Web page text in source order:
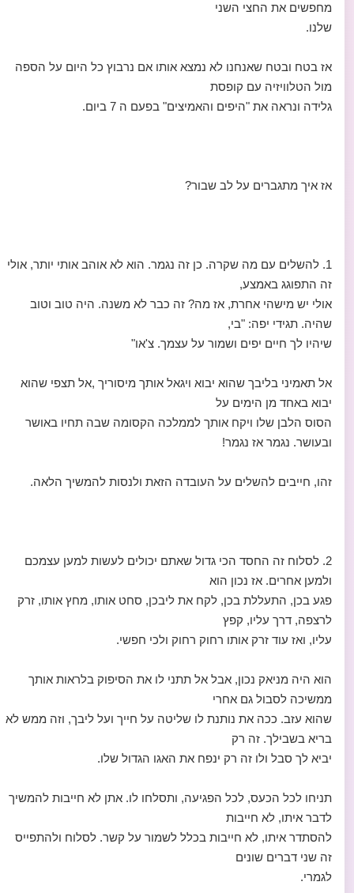
מחפשים את החצי השני
שלנו.
אז בטח ובטח שאנחנו לא נמצא אותו אם נרבוץ כל היום על הספה
מול הטלוויזיה עם קופסת
גלידה ונראה את "היפים והאמיצים" בפעם ה 7 ביום.
אז איך מתגברים על לב שבור?
1. להשלים עם מה שקרה. כן זה נגמר. הוא לא אוהב אותי יותר, אולי
זה התפוגג באמצע,
אולי יש מישהי אחרת, אז מה? זה כבר לא משנה. היה טוב וטוב
שהיה. תגידי יפה: "בי,
שיהיו לך חיים יפים ושמור על עצמך. צ'או"
אל תאמיני בליבך שהוא יבוא ויגאל אותך מיסוריך ,אל תצפי שהוא
יבוא באחד מן הימים על
הסוס הלבן שלו ויקח אותך לממלכה הקסומה שבה תחיו באושר
ובעושר. נגמר אז נגמר!
זהו, חייבים להשלים על העובדה הזאת ולנסות להמשיך הלאה.
2. לסלוח זה החסד הכי גדול שאתם יכולים לעשות למען עצמכם
ולמען אחרים. אז נכון הוא
פגע בכן, התעללת בכן, לקח את ליבכן, סחט אותו, מחץ אותו, זרק
לרצפה, דרך עליו, קפץ
עליו, ואז עוד זרק אותו רחוק רחוק ולכי חפשי.
הוא היה מניאק נכון, אבל אל תתני לו את הסיפוק בלראות אותך
ממשיכה לסבול גם אחרי
שהוא עזב. ככה את נותנת לו שליטה על חייך ועל ליבך, וזה ממש לא
בריא בשבילך. זה רק
יביא לך סבל ולו זה רק ינפח את האגו הגדול שלו.
תניחו לכל הכעס, לכל הפגיעה, ותסלחו לו. אתן לא חייבות להמשיך
לדבר איתו, לא חייבות
להסתדר איתו, לא חייבות בכלל לשמור על קשר. לסלוח ולהתפייס
זה שני דברים שונים
לגמרי.